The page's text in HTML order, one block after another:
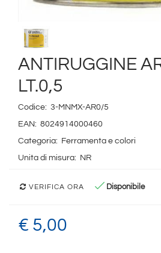
ANTIRUGGINE
LT.0,5
Codice: 3-MNMX-AR0/5
EAN: 8024914000460
Categoria:
Ferramenta e colori
Unita di misura:
NR
VERIFICA ORA Disponibile
€ 5,00